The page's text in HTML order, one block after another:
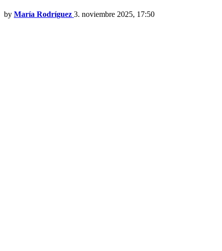
by María Rodríguez 3. noviembre 2025, 17:50